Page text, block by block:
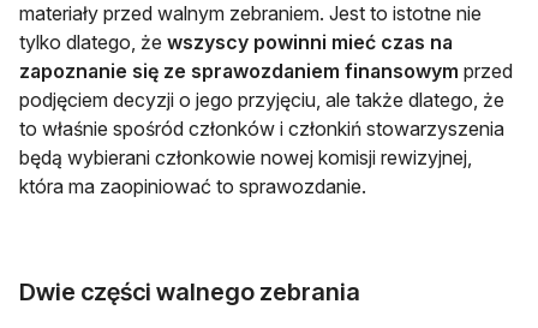
materiały przed walnym zebraniem. Jest to istotne nie
tylko dlatego, że wszyscy powinni mieć czas na
zapoznanie się ze sprawozdaniem finansowym przed
podjęciem decyzji o jego przyjęciu, ale także dlatego, że
to właśnie spośród członków i członkiń stowarzyszenia
będą wybierani członkowie nowej komisji rewizyjnej,
która ma zaopiniować to sprawozdanie.
Dwie części walnego zebrania